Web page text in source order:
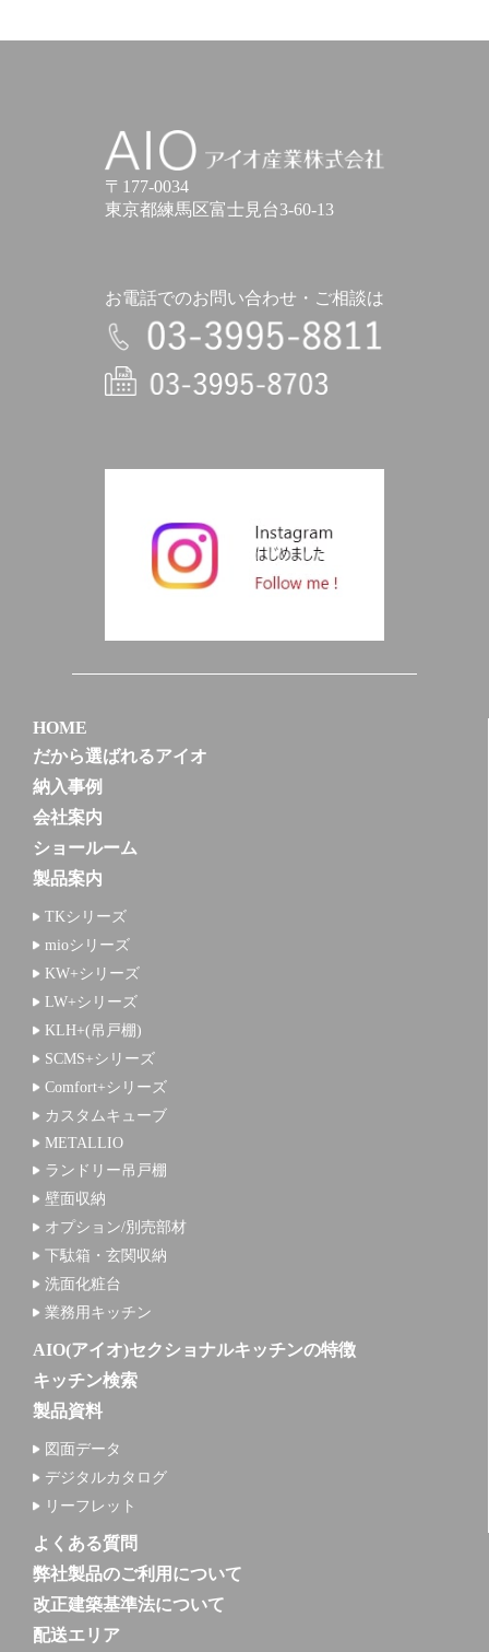
アイオ産業株式会社
〒177-0034
東京都練馬区富士見台3-60-13
お電話でのお問い合わせ・ご相談は
電話
HOME
だから選ばれるアイオ
納入事例
会社案内
ショールーム
製品案内
TKシリーズ
mioシリーズ
KW+シリーズ
LW+シリーズ
KLH+(吊戸棚)
SCMS+シリーズ
Comfort+シリーズ
カスタムキューブ
METALLIO
ランドリー吊戸棚
壁面収納
オプション/別売部材
下駄箱・玄関収納
洗面化粧台
業務用キッチン
AIO(アイオ)セクショナルキッチンの特徴
キッチン検索
製品資料
図面データ
デジタルカタログ
リーフレット
よくある質問
弊社製品のご利用について
改正建築基準法について
配送エリア